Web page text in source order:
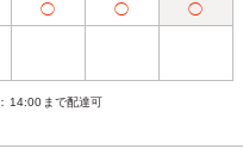
◯ ◯ ◯
：14:00まで配達可